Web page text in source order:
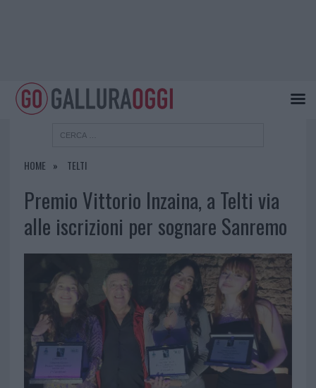
HOME TELTI
Premio Vittorio Inzaina, a Telti via
alle iscrizioni per sognare Sanremo